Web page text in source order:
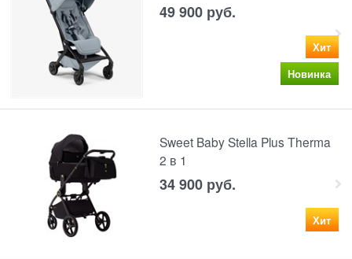
49 900 руб.
Хит
Новинка
Sweet Baby Stella Plus Therma
2 в 1
34 900 руб.
Хит